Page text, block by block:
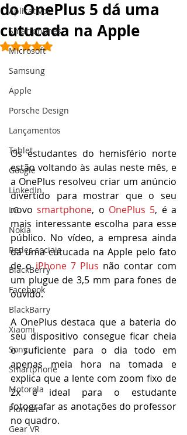
Aplicativos
Smartphones
Microsoft
Samsung
Apple
Porsche Design
Lançamentos
Tablet
Google
LinkedIn
LG
Nokia
Redes sociais
BlackBerry
Facebook
BlackBarry
Xiaomi
Sony
Smartphone
Motorola
Pionner
Gear VR
do OnePlus 5 dá uma
cutucada na Apple
Avaliado com NaN de 5 estrelas.
Os estudantes do hemisfério norte
estão voltando às aulas neste mês, e
a OnePlus resolveu criar um anúncio
divertido para mostrar que o seu
novo smartphone, o OnePlus 5, é a
mais interessante escolha para esse
público. No vídeo, a empresa ainda
dá uma cutucada na Apple pelo fato
de o iPhone 7 Plus não contar com
um plugue de 3,5 mm para fones de
ouvido.
A OnePlus destaca que a bateria do
seu dispositivo consegue ficar cheia
o suficiente para o dia todo em
apenas meia hora na tomada e
explica que a lente com zoom fixo de
2x é ideal para o estudante
fotografar as anotações do professor
no quadro.